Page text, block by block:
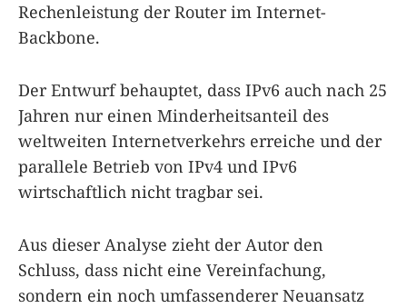
Rechenleistung der Router im Internet-
Backbone.
Der Entwurf behauptet, dass IPv6 auch nach 25
Jahren nur einen Minderheitsanteil des
weltweiten Internetverkehrs erreiche und der
parallele Betrieb von IPv4 und IPv6
wirtschaftlich nicht tragbar sei.
Aus dieser Analyse zieht der Autor den
Schluss, dass nicht eine Vereinfachung,
sondern ein noch umfassenderer Neuansatz